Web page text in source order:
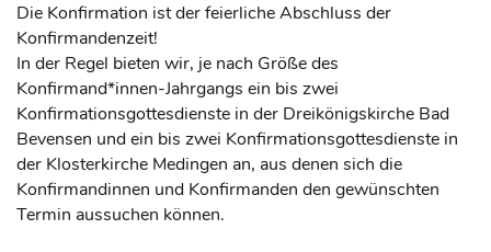
Die Konfirmation ist der feierliche Abschluss der
Konfirmandenzeit!
In der Regel bieten wir, je nach Größe des
Konfirmand*innen-Jahrgangs ein bis zwei
Konfirmationsgottesdienste in der Dreikönigskirche Bad
Bevensen und ein bis zwei Konfirmationsgottesdienste in
der Klosterkirche Medingen an, aus denen sich die
Konfirmandinnen und Konfirmanden den gewünschten
Termin aussuchen können.